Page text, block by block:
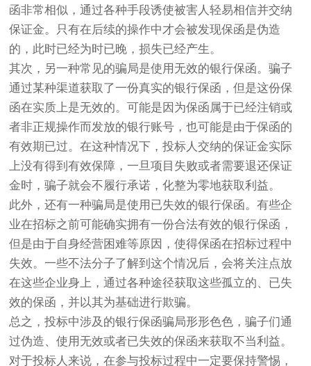
函非常相似，通过各种手段诱使被害人轻易相信并交纳
保证金。只有在后续的操作中才会被发现保函是伪造
的，此时已经为时已晚，损失已经产生。
其次，另一种常见的骗局是使用无效的银行保函。骗子
通过某种渠道获取了一份真实的银行保函，但是这份保
函在实质上是无效的。可能是因为保函属于已经注销或
者非正规操作而发放的银行账号，也可能是由于保函的
有效期已过。在这种情况下，投标人交纳的保证金实际
上没有得到有效保障，一旦项目失败或者需要退还保证
金时，骗子就会不履行承诺，化整为零地获取利益。
此外，还有一种骗局是使用已失效的银行保函。有些企
业在招标之前可能确实拥有一份合法有效的银行保函，
但是由于自身经营困难等原因，使得保函在招标过程中
失效。一些不法分子了解到这个情况后，会将关注点放
在这些企业身上，通过各种途径获取这些孤立的、已失
效的保函，并以其为基础进行欺骗。
总之，投标中涉及的银行保函骗局形形色色，骗子们通
过伪造、使用无效或者已失效的保函来获取不当利益。
对于投标人来说，在参与投标过程中一定要保持警惕，